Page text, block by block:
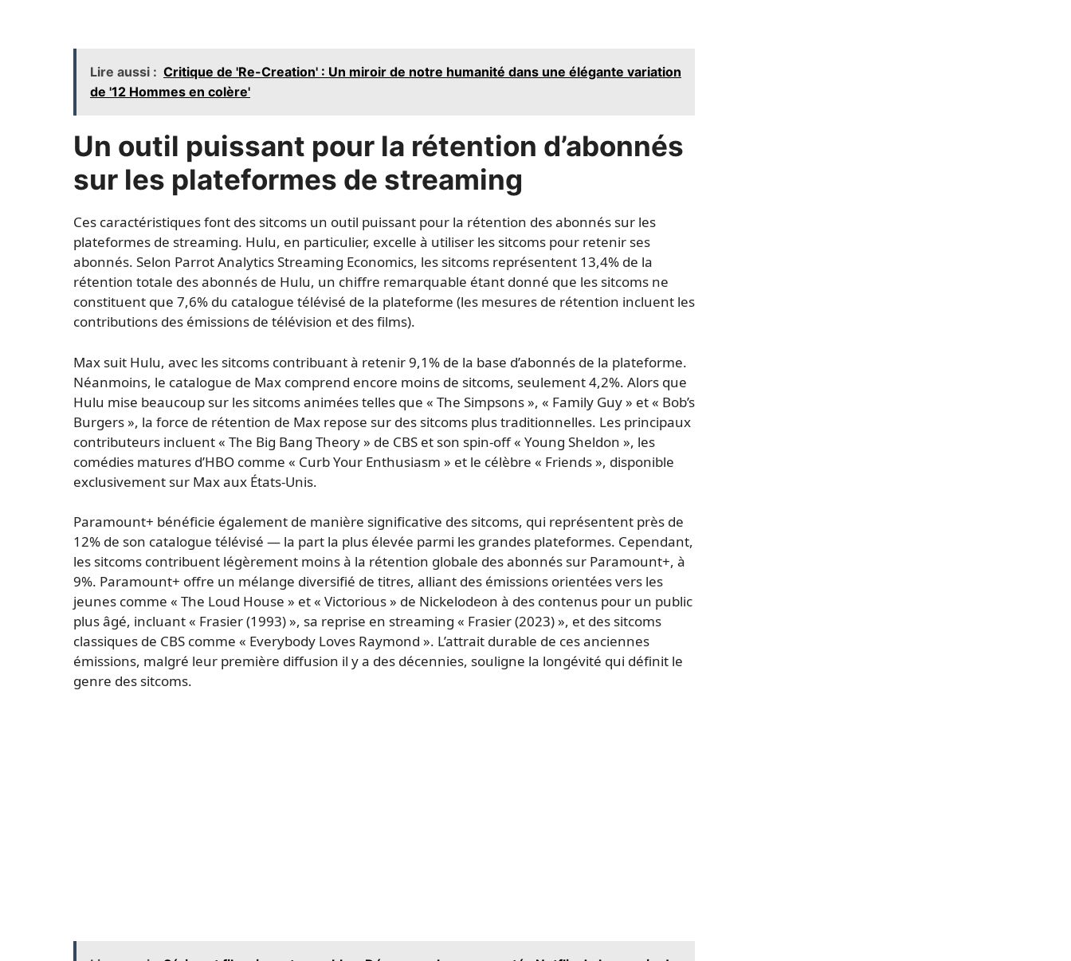
Lire aussi : Critique de 'Re-Creation' : Un miroir de notre humanité dans une élégante variation
de '12 Hommes en colère'
Un outil puissant pour la rétention d’abonnés
sur les plateformes de streaming
Ces caractéristiques font des sitcoms un outil puissant pour la rétention des abonnés sur les
plateformes de streaming. Hulu, en particulier, excelle à utiliser les sitcoms pour retenir ses
abonnés. Selon Parrot Analytics Streaming Economics, les sitcoms représentent 13,4% de la
rétention totale des abonnés de Hulu, un chiffre remarquable étant donné que les sitcoms ne
constituent que 7,6% du catalogue télévisé de la plateforme (les mesures de rétention incluent les
contributions des émissions de télévision et des films).
Max suit Hulu, avec les sitcoms contribuant à retenir 9,1% de la base d’abonnés de la plateforme.
Néanmoins, le catalogue de Max comprend encore moins de sitcoms, seulement 4,2%. Alors que
Hulu mise beaucoup sur les sitcoms animées telles que « The Simpsons », « Family Guy » et « Bob’s
Burgers », la force de rétention de Max repose sur des sitcoms plus traditionnelles. Les principaux
contributeurs incluent « The Big Bang Theory » de CBS et son spin-off « Young Sheldon », les
comédies matures d’HBO comme « Curb Your Enthusiasm » et le célèbre « Friends », disponible
exclusivement sur Max aux États-Unis.
Paramount+ bénéficie également de manière significative des sitcoms, qui représentent près de
12% de son catalogue télévisé — la part la plus élevée parmi les grandes plateformes. Cependant,
les sitcoms contribuent légèrement moins à la rétention globale des abonnés sur Paramount+, à
9%. Paramount+ offre un mélange diversifié de titres, alliant des émissions orientées vers les
jeunes comme « The Loud House » et « Victorious » de Nickelodeon à des contenus pour un public
plus âgé, incluant « Frasier (1993) », sa reprise en streaming « Frasier (2023) », et des sitcoms
classiques de CBS comme « Everybody Loves Raymond ». L’attrait durable de ces anciennes
émissions, malgré leur première diffusion il y a des décennies, souligne la longévité qui définit le
genre des sitcoms.